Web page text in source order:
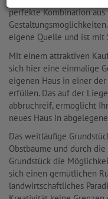
perfekte Kombination
eigene Quelle und ist mit
Mit einem attraktiven
sich hier eine einmalige
eigenen Haus in einer
erfüllen. Das auf der
abbruchreif, ermöglicht
neues Haus in
Das weitläufige
Obstbäume und durch
Grundstück die
sich einen gemütlichen
landwirtschaftliches